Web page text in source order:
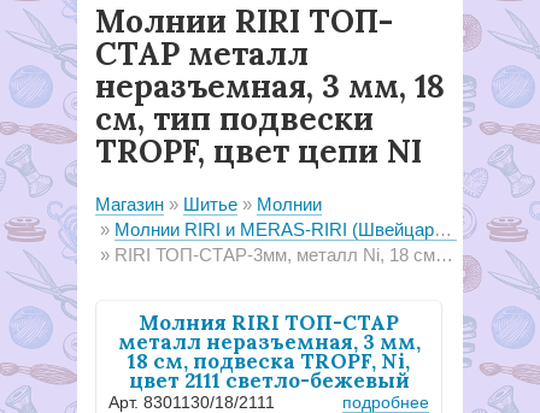
Молнии RIRI ТОП-
СТАР металл
неразъемная, 3 мм, 18
см, тип подвески
TROPF, цвет цепи NI
Магазин Шитье
Молнии
Молнии RIRI и MERAS-RIRI (Швейцария)
RIRI ТОП-СТАР-3мм, металл Ni, 18 см, тип подвески TROPF, неразъемная
Молния RIRI ТОП-СТАР
металл неразъемная, 3 мм,
18 см, подвеска TROPF, Ni,
цвет 2111 светло-бежевый
Арт. 8301130/18/2111 подробнее